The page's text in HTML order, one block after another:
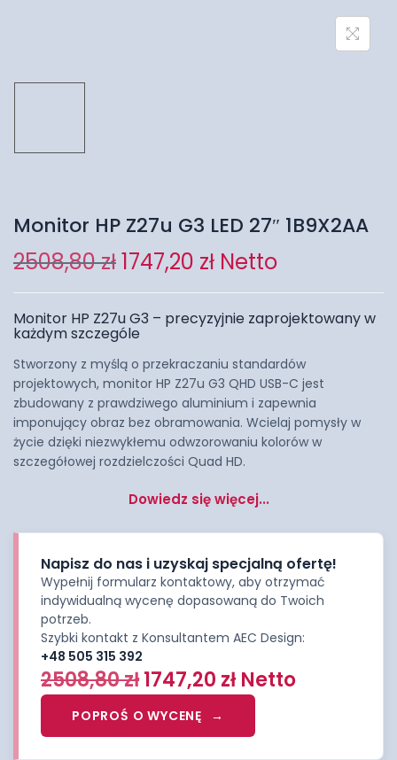
Monitor HP Z27u G3 LED 27″ 1B9X2AA
2508,80zł1747,20 zł Netto
Monitor HP Z27u G3 – precyzyjnie zaprojektowany w
każdym szczególe
Stworzony z myślą o przekraczaniu standardów
projektowych, monitor HP Z27u G3 QHD USB-C jest
zbudowany z prawdziwego aluminium i zapewnia
imponujący obraz bez obramowania. Wcielaj pomysły w
życie dzięki niezwykłemu odwzorowaniu kolorów w
szczegółowej rozdzielczości Quad HD.
Dowiedz się więcej...
Napisz do nas i uzyskaj specjalną ofertę!
Wypełnij formularz kontaktowy, aby otrzymać
indywidualną wycenę dopasowaną do Twoich
potrzeb.
Szybki kontakt z Konsultantem AEC Design:
+48 505 315 392
2508,80zł1747,20 zł Netto
POPROŚ O WYCENĘ